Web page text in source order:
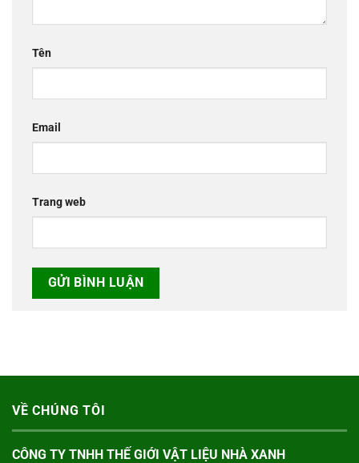
Tên
Email
Trang web
VỀ CHÚNG TÔI
CÔNG TY TNHH THẾ GIỚI VẬT LIỆU NHÀ XANH